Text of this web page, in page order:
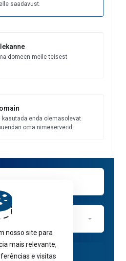
saadavust.
domeen meile teisest
kasutada enda olemasolevat
oma nimeserverid
nosso site para
mais relevante,
e visitas